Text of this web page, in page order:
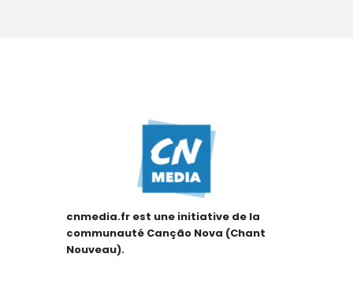
cnmedia.fr est une initiative de la
communauté Canção Nova (Chant
Nouveau).